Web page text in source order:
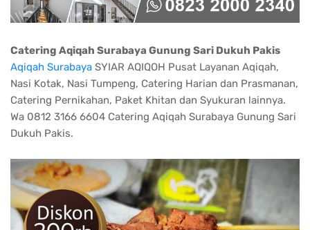
Catering Aqiqah Surabaya Gunung Sari Dukuh Pakis
Aqiqah Surabaya SYIAR AQIQOH Pusat Layanan Aqiqah,
Nasi Kotak, Nasi Tumpeng, Catering Harian dan Prasmanan,
Catering Pernikahan, Paket Khitan dan Syukuran lainnya.
Wa 0812 3166 6604 Catering Aqiqah Surabaya Gunung Sari
Dukuh Pakis.